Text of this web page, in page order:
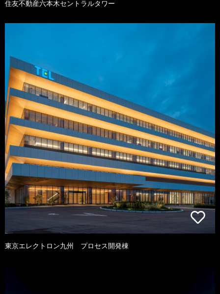
住友不動産六本木セントラルタワー
東京エレクトロン九州 プロセス開発棟